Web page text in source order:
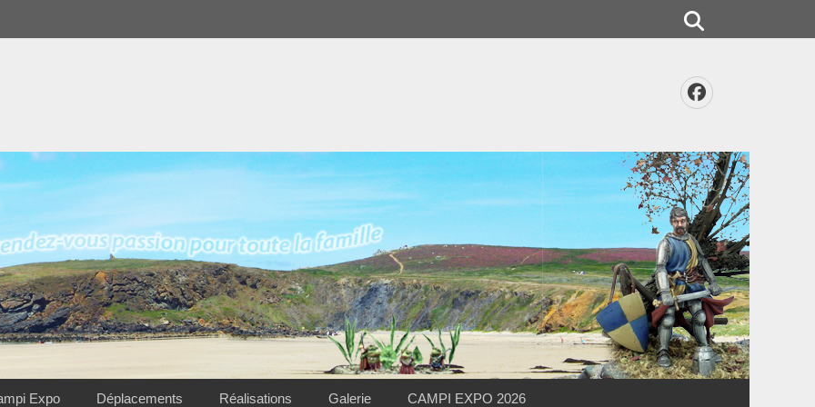
Facebook
Expo Déplacements Réalisations Galerie CAMPI EXPO 2026